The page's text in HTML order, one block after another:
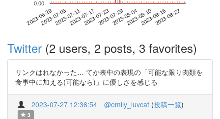
2023-06-292023-07-052023-07-112023-07-172023-07-232023-07-292023-08-042023-08-102023-08-162023-08-22
0.00
Twitter (2 users, 2 posts, 3 favorites)
リンクはれなかった… てか表中の表現の「可能な限り肉類を
食事中に加える(可能なら)」に優しさを感じる
2023-07-27 12:36:54 @emily_luvcat (投稿一覧)
3